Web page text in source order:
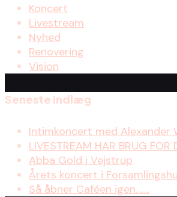
Koncert
Livestream
Nyhed
Renovering
Vision
Seneste indlæg
Intimkoncert med Alexander
LIVESTREAM HAR BRUG FOR
Abba Gold i Vejstrup
Årets koncert i
Så åbner Caféen igen…….